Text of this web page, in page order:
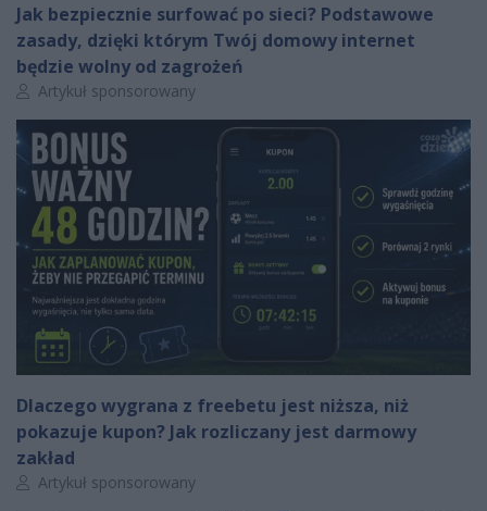
Jak bezpiecznie surfować po sieci? Podstawowe
zasady, dzięki którym Twój domowy internet
będzie wolny od zagrożeń
Autor artykułu:
Artykuł sponsorowany
Dlaczego wygrana z freebetu jest niższa, niż
pokazuje kupon? Jak rozliczany jest darmowy
zakład
Autor artykułu:
Artykuł sponsorowany